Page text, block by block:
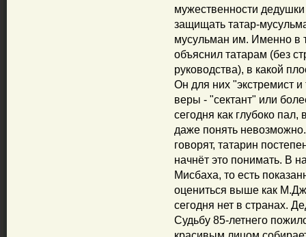
мужественности
защищать татар-
мусульман им. Именно в
объяснил татарам (без
руководства), в какой
Он для них "экстремист и
веры - "сектант" или
сегодня как глубоко
даже понять
говорят, татарин
начнёт это понимать. В
Мисбаха, то есть
оцениться выше как
сегодня нет в странах.
Судьбу 85-летнего